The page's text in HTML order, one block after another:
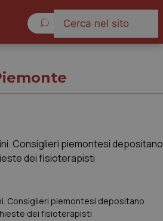
Consiglieri piemontesi depositano
dei fisioterapisti